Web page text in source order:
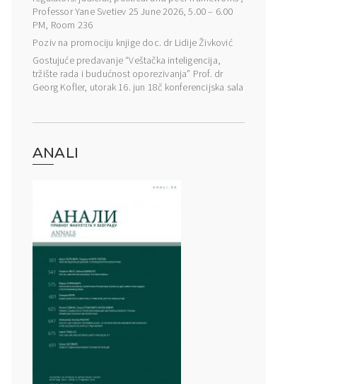
Professor Yane Svetiev 25 June 2026, 5.00 – 6.00
PM, Room 236
Poziv na promociju knjige doc. dr Lidije Živković
Gostujuće predavanje “Veštačka inteligencija,
tržište rada i budućnost oporezivanja” Prof. dr
Georg Kofler, utorak 16. jun 18č konferencijska sala
ANALI